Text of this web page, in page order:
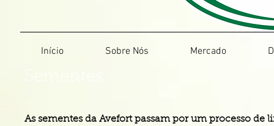
Início Sobre Nós Mercado
As sementes da Avefort passam por um processo